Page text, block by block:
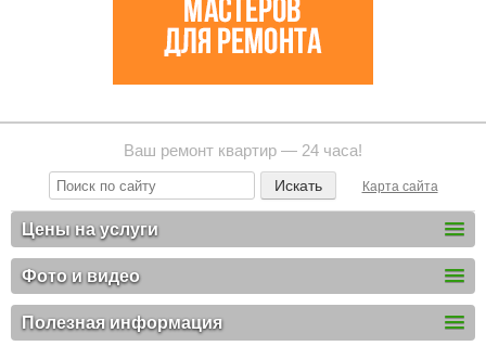
Ваш ремонт квартир — 24 часа!
Карта сайта
Цены на услуги
Фото и видео
Полезная информация